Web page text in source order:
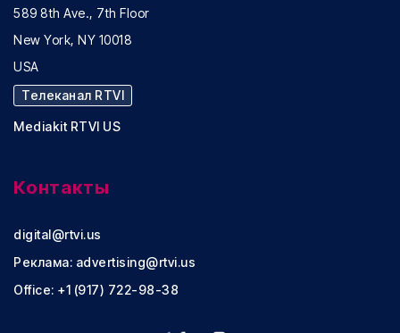
589 8th Ave., 7th Floor
New York, NY 10018
USA
Телеканал RTVI
Mediakit RTVI US
Контакты
digital@rtvi.us
Реклама: advertising@rtvi.us
Office: +1 (917) 722-98-38